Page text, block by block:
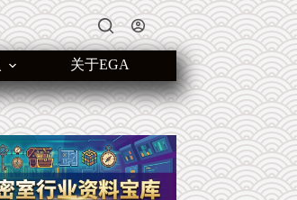
关于EGA